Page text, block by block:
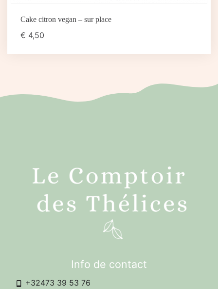
Cake citron vegan – sur place
€ 4,50
Info de contact
+32473 39 53 76